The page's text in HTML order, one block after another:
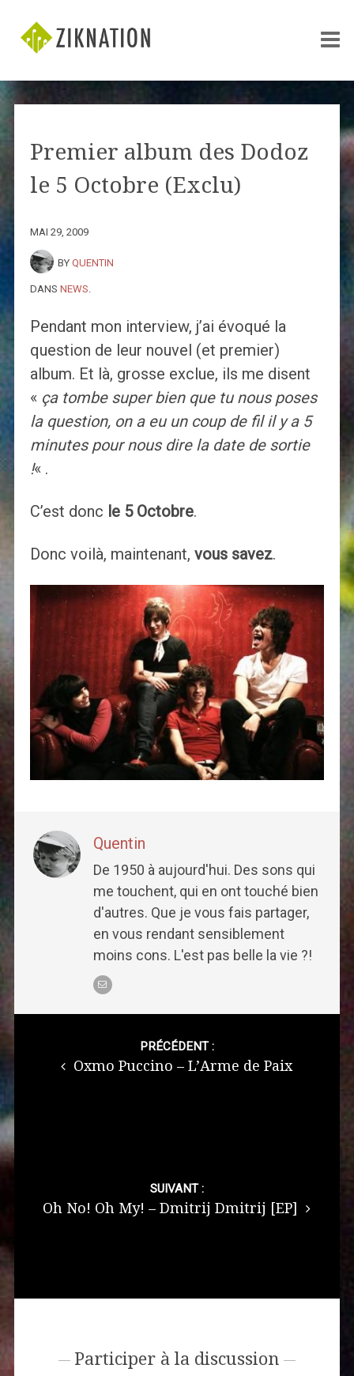
Premier album des Dodoz
le 5 Octobre (Exclu)
MAI 29, 2009
BY QUENTIN
DANS NEWS
Pendant mon interview, j’ai évoqué la
question de leur nouvel (et premier)
album. Et là, grosse exclue, ils me disent
« ça tombe super bien que tu nous poses
la question, on a eu un coup de fil il y a 5
minutes pour nous dire la date de sortie
!« .
C’est donc le 5 Octobre.
Donc voilà, maintenant, vous savez.
Quentin
De 1950 à aujourd'hui. Des sons qui
me touchent, qui en ont touché bien
d'autres. Que je vous fais partager,
en vous rendant sensiblement
moins cons. L'est pas belle la vie ?!
Post
PRÉCÉDENT :
Oxmo Puccino – L’Arme de Paix
SUIVANT :
Oh No! Oh My! – Dmitrij Dmitrij [EP]
Participer à la discussion